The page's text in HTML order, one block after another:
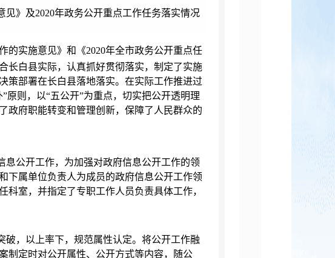
见》及2020年政务公开重点工作任务落实情况
的实施意见》和《2020年全市政务公开重点任
长白县实际，认真抓好贯彻落实，制定了实施
策部署在长白县落地落实。在实际工作推进过
原则，以“五公开”为重点，切实把公开透明理
政府职能转变和管理创新，保障了人民群众的
息公开工作，为加强对政府信息公开工作的领
下属单位负责人为成员的政府信息公开工作领
室，并指定了专职工作人员负责具体工作，
破，以上率下，规范属性认定。将公开工作融
制定时对公开属性、公开方式等内容，随公